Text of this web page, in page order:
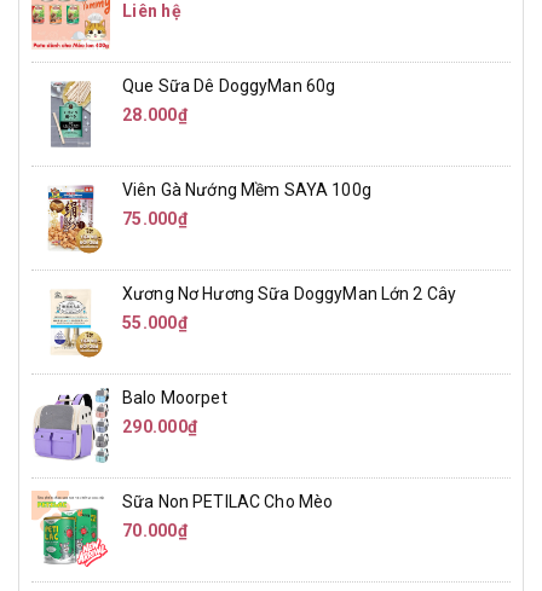
Liên hệ
Que Sữa Dê DoggyMan 60g
28.000₫
Viên Gà Nướng Mềm SAYA 100g
75.000₫
Xương Nơ Hương Sữa DoggyMan Lớn 2 Cây
55.000₫
Balo Moorpet
290.000₫
Sữa Non PETILAC Cho Mèo
70.000₫